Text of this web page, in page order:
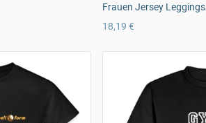
Frauen Jersey Leggings
18,19 €